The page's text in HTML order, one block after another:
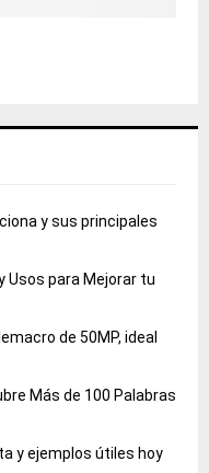
y sus principales
Usos para Mejorar tu
de 50MP, ideal
Más de 100 Palabras
y ejemplos útiles hoy